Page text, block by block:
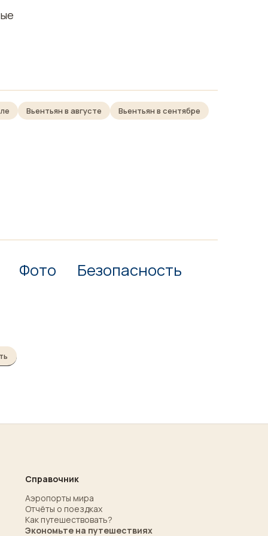
Вьентьян в августе Вьентьян в сентябре
Фото Безопасность
Справочник
Аэропорты мира
Отчёты о поездках
Как путешествовать?
Экономьте на путешествиях